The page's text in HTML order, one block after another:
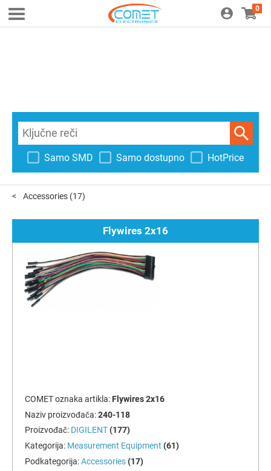
0
Samo SMD Samo dostupno HotPrice
Accessories (17)
Flywires 2x16
COMET oznaka artikla: Flywires 2x16
Naziv proizvođača:240-118
Proizvođač: DIGILENT (177)
Kategorija: Measurement Equipment (61)
Podkategorija:Accessories (17)